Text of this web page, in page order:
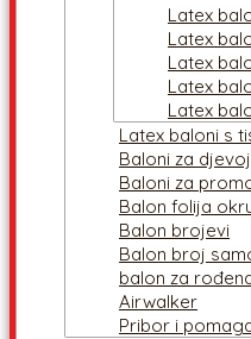
Latex
Latex
Latex
Latex
Latex
Latex baloni s
Baloni za
Baloni za
Balon folija
Balon brojevi
Balon broj
balon za
Airwalker
Pribor i